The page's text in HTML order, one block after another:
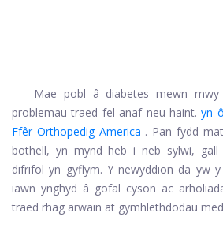
Mae pobl â diabetes mewn
problemau traed fel anaf neu haint. yn
Ffêr Orthopedig America . Pan fydd
bothell, yn mynd heb i neb sylwi,
difrifol yn gyflym. Y newyddion da yw
iawn ynghyd â gofal cyson ac
traed rhag arwain at gymhlethdodau